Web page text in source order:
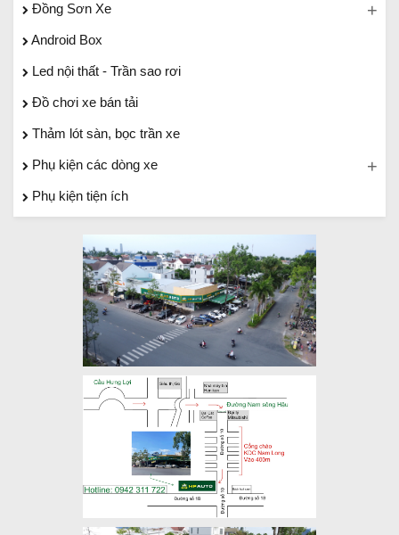
Đồng Sơn Xe
Android Box
Led nội thất - Trần sao rơi
Đồ chơi xe bán tải
Thảm lót sàn, bọc trần xe
Phụ kiện các dòng xe
Phụ kiện tiện ích